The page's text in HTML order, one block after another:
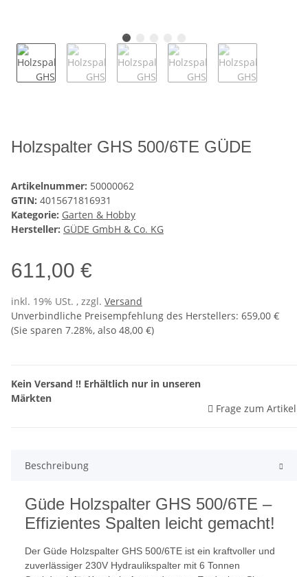
Holzspalter GHS 500/6TE GÜDE
Artikelnummer: 50000062
GTIN: 4015671816931
Kategorie: Garten & Hobby
Hersteller: GÜDE GmbH & Co. KG
611,00 €
inkl. 19% USt. , zzgl. Versand
Unverbindliche Preisempfehlung des Herstellers: 659,00 €
(Sie sparen 7.28%, also 48,00 €)
Kein Versand !! Erhältlich nur in unseren
Märkten
Frage zum Artikel
Beschreibung
Güde Holzspalter GHS 500/6TE –
Effizientes Spalten leicht gemacht!
Der Güde Holzspalter GHS 500/6TE ist ein kraftvoller und
zuverlässiger 230V Hydraulikspalter mit 6 Tonnen